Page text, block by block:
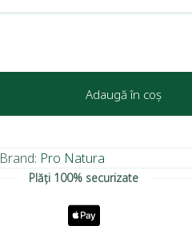
Adaugă în coș
Brand: Pro Natura
Plăți 100% securizate